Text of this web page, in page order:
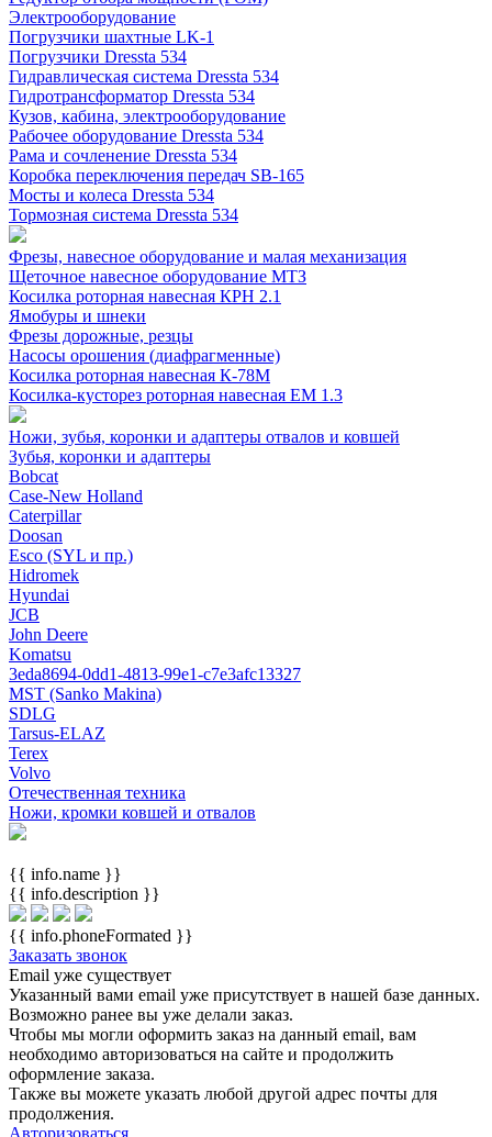
Электрооборудование
Погрузчики шахтные LK-1
Погрузчики Dressta 534
Гидравлическая система Dressta 534
Гидротрансформатор Dressta 534
Кузов, кабина, электрооборудование
Рабочее оборудование Dressta 534
Рама и сочленение Dressta 534
Коробка переключения передач SB-165
Мосты и колеса Dressta 534
Тормозная система Dressta 534
Фрезы, навесное оборудование и малая механизация
Щеточное навесное оборудование МТЗ
Косилка роторная навесная КРН 2.1
Ямобуры и шнеки
Фрезы дорожные, резцы
Насосы орошения (диафрагменные)
Косилка роторная навесная К-78М
Косилка-кусторез роторная навесная ЕМ 1.3
Ножи, зубья, коронки и адаптеры отвалов и ковшей
Зубья, коронки и адаптеры
Bobcat
Case-New Holland
Caterpillar
Doosan
Esco (SYL и пр.)
Hidromek
Hyundai
JCB
John Deere
Komatsu
3eda8694-0dd1-4813-99e1-c7e3afc13327
MST (Sanko Makina)
SDLG
Tarsus-ELAZ
Terex
Volvo
Отечественная техника
Ножи, кромки ковшей и отвалов
{{ info.name }}
{{ info.description }}
{{ info.phoneFormated }}
Заказать звонок
Email уже существует
Указанный вами email уже присутствует в нашей базе данных.
Возможно ранее вы уже делали заказ.
Чтобы мы могли оформить заказ на данный email, вам
необходимо авторизоваться на сайте и продолжить
оформление заказа.
Также вы можете указать любой другой адрес почты для
продолжения.